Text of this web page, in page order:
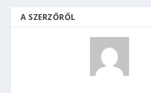
A SZERZŐRŐL